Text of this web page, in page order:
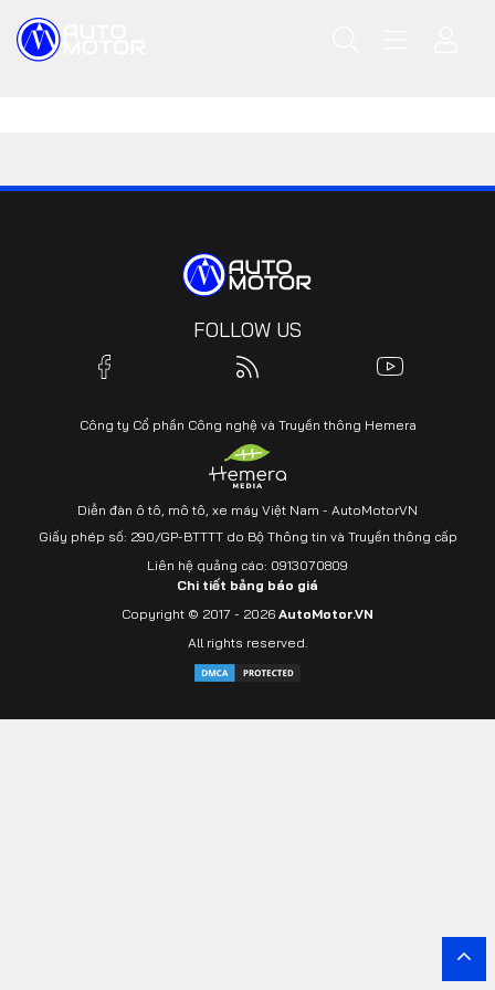
FOLLOW US
Công ty Cổ phần Công nghệ và Truyền thông Hemera
Diễn đàn ô tô, mô tô, xe máy Việt Nam - AutoMotorVN
Giấy phép số: 290/GP-BTTTT do Bộ Thông tin và Truyền thông cấp
Liên hệ quảng cáo: 0913070809
Chi tiết bảng báo giá
Copyright © 2017 - 2026 AutoMotor.VN
All rights reserved.